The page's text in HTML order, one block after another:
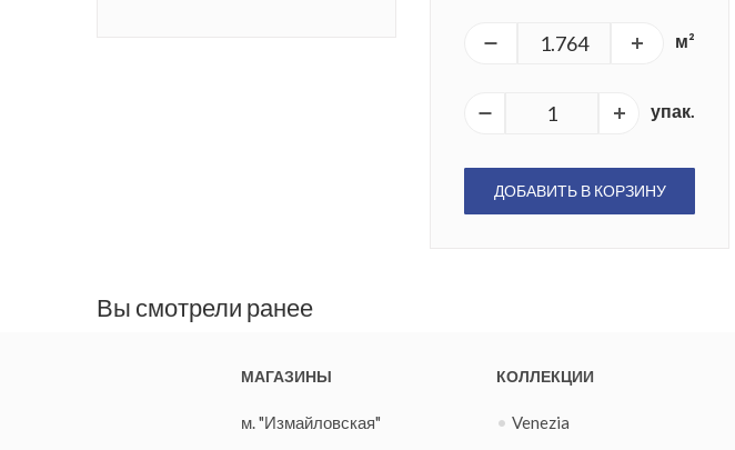
м²
упак.
ДОБАВИТЬ В КОРЗИНУ
Вы смотрели ранее
МАГАЗИНЫ
м. "Измайловская"
КОЛЛЕКЦИИ
Venezia